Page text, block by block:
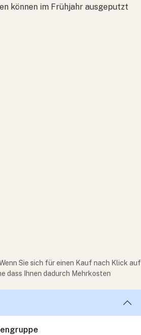
können im Frühjahr ausgeputzt
Sie sich für einen Kauf nach Klick auf
dass Ihnen dadurch Mehrkosten